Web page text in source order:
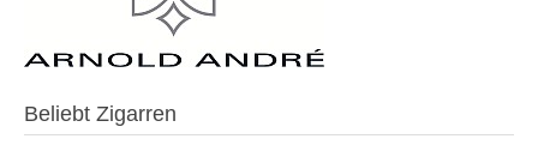
Beliebt Zigarren